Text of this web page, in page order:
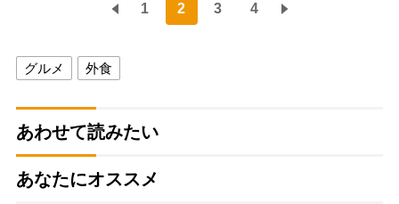
1 2 3 4
グルメ 外食
あわせて読みたい
あなたにオススメ